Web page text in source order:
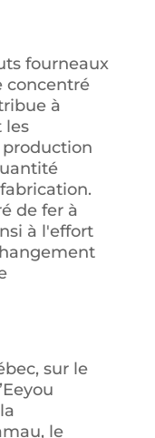
fourneaux
concentré
à
les
production
de fer à
à l'effort
sur le
le